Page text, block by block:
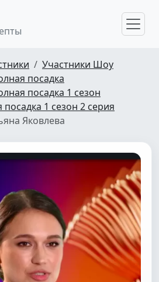
Участники Шоу
посадка
посадка 1 сезон
1 сезон 2 серия
Яковлева